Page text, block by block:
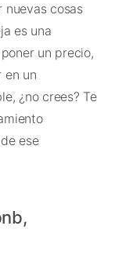
nuevas cosas
es una
un precio,
en un
¿no crees? Te
ese